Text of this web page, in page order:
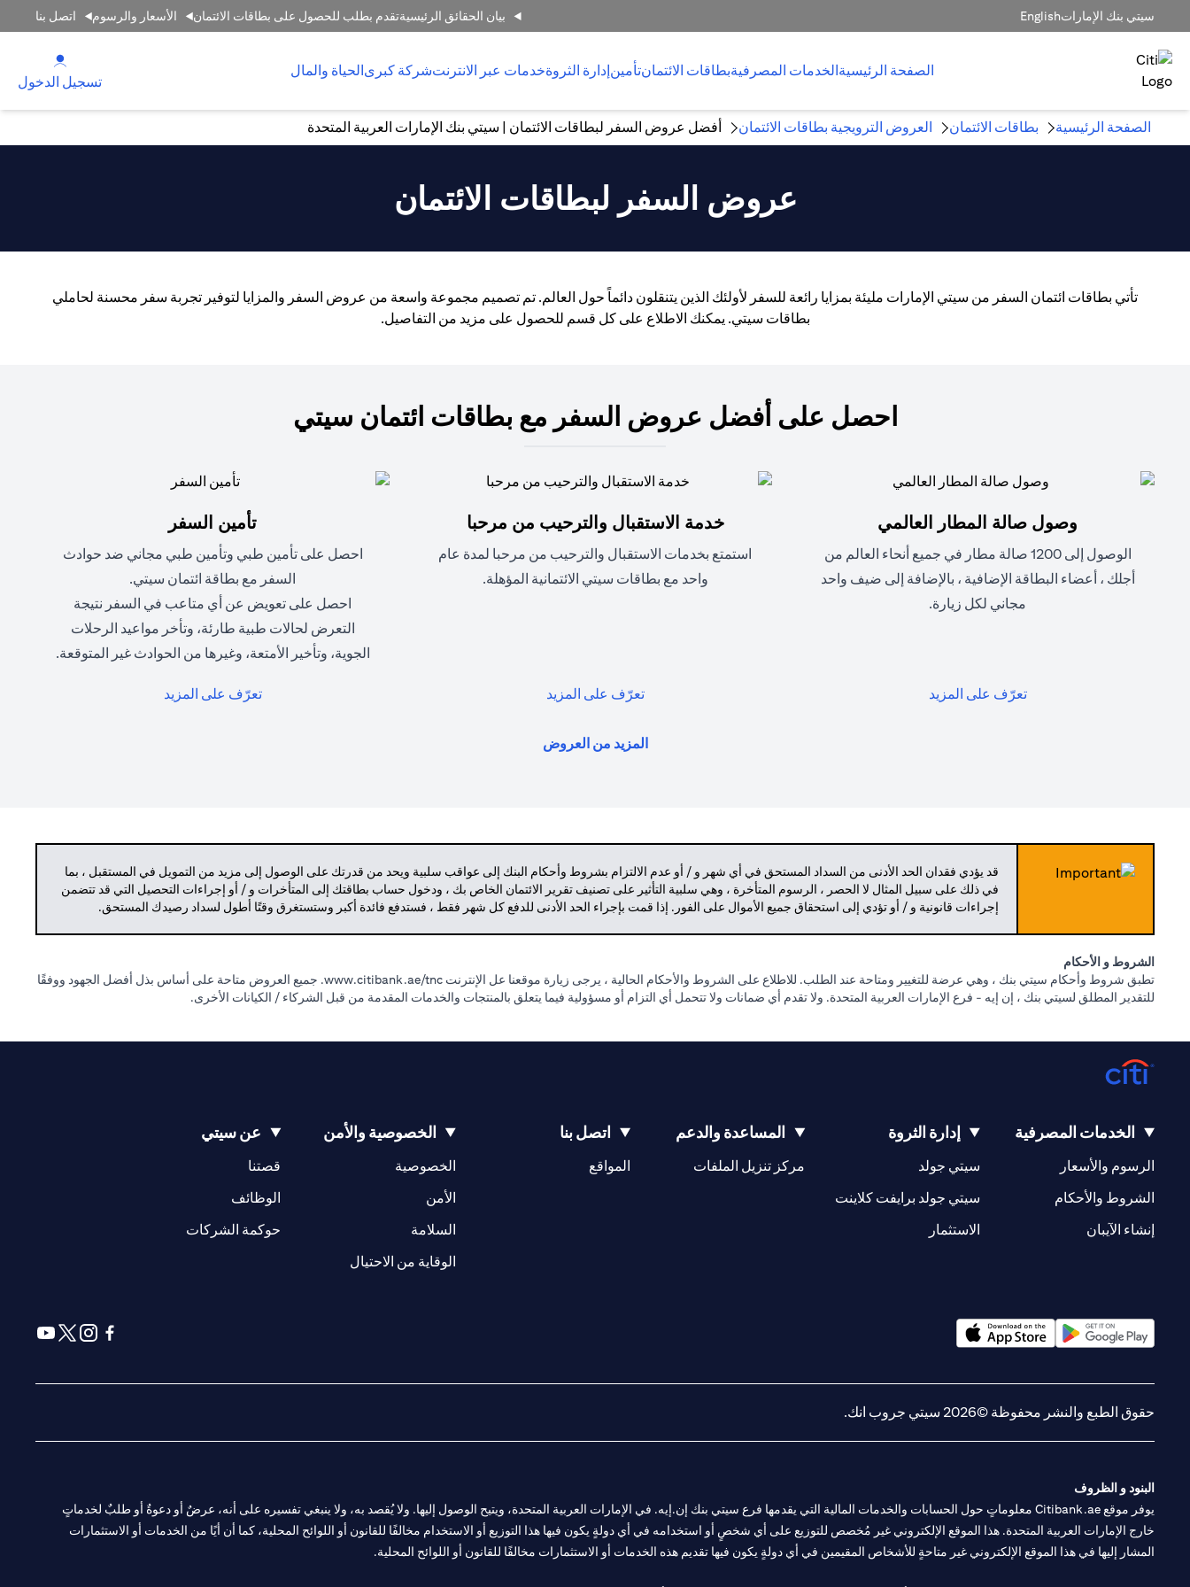
سيتي بنك الإماراتEnglish بيان الحقائق الرئيسيةتقدم بطلب للحصول على بطاقات الائتمان الأسعار والرسوم اتصل بنا
الصفحة الرئيسيةالخدمات المصرفيةبطاقات الائتمانتأمينإدارة الثروةخدمات عبر الانترنتشركة كبرىالحياة والمال
تسجيل الدخول
الصفحة الرئيسية بطاقات الائتمان العروض الترويجية بطاقات الائتمان أفضل عروض السفر لبطاقات الائتمان | سيتي بنك الإمارات العربية المتحدة
عروض السفر لبطاقات الائتمان
تأتي بطاقات ائتمان السفر من سيتي الإمارات مليئة بمزايا رائعة للسفر لأولئك الذين يتنقلون دائماً حول العالم. تم تصميم مجموعة واسعة من عروض السفر والمزايا لتوفير تجربة سفر محسنة لحاملي
بطاقات سيتي. يمكنك الاطلاع على كل قسم للحصول على مزيد من التفاصيل.
احصل على أفضل عروض السفر مع بطاقات ائتمان سيتي
وصول صالة المطار العالمي
الوصول إلى 1200 صالة مطار في جميع أنحاء العالم من
أجلك ، أعضاء البطاقة الإضافية ، بالإضافة إلى ضيف واحد
مجاني لكل زيارة.
تعرّف على المزيد
خدمة الاستقبال والترحيب من مرحبا
استمتع بخدمات الاستقبال والترحيب من مرحبا لمدة عام
واحد مع بطاقات سيتي الائتمانية المؤهلة.
تعرّف على المزيد
تأمين السفر
احصل على تأمين طبي وتأمين طبي مجاني ضد حوادث
السفر مع بطاقة ائتمان سيتي.
احصل على تعويض عن أي متاعب في السفر نتيجة
التعرض لحالات طبية طارئة، وتأخر مواعيد الرحلات
الجوية، وتأخير الأمتعة، وغيرها من الحوادث غير المتوقعة.
تعرّف على المزيد
المزيد من العروض
قد يؤدي فقدان الحد الأدنى من السداد المستحق في أي شهر و / أو عدم الالتزام بشروط وأحكام البنك إلى عواقب سلبية ويحد من قدرتك على الوصول إلى مزيد من التمويل في المستقبل ، بما
في ذلك على سبيل المثال لا الحصر ، الرسوم المتأخرة ، وهي سلبية التأثير على تصنيف تقرير الائتمان الخاص بك ، ودخول حساب بطاقتك إلى المتأخرات و / أو إجراءات التحصيل التي قد تتضمن
إجراءات قانونية و / أو تؤدي إلى استحقاق جميع الأموال على الفور. إذا قمت بإجراء الحد الأدنى للدفع كل شهر فقط ، فستدفع فائدة أكبر وستستغرق وقتًا أطول لسداد رصيدك المستحق.
الشروط و الأحكام
تطبق شروط وأحكام سيتي بنك ، وهي عرضة للتغيير ومتاحة عند الطلب. للاطلاع على الشروط والأحكام الحالية ، يرجى زيارة موقعنا عل الإنترنت www.citibank.ae/tnc. جميع العروض متاحة على أساس بذل أفضل الجهود ووفقًا
للتقدير المطلق لسيتي بنك ، إن إيه - فرع الإمارات العربية المتحدة. ولا تقدم أي ضمانات ولا تتحمل أي التزام أو مسؤولية فيما يتعلق بالمنتجات والخدمات المقدمة من قبل الشركاء / الكيانات الأخرى.
الخدمات المصرفية
الرسوم والأسعار
الشروط والأحكام
إنشاء الآيبان
إدارة الثروة
سيتي جولد
سيتي جولد برايفت كلاينت
الاستثمار
المساعدة والدعم
مركز تنزيل الملفات
اتصل بنا
المواقع
(opens in a new tab)
الخصوصية والأمن
الخصوصية
الأمن
السلامة
الوقاية من الاحتيال
عن سيتي
قصتنا
(opens in a new tab)
الوظائف
(opens in a new tab)
حوكمة الشركات
(opens in a new tab)
حقوق الطبع والنشر محفوظة ©2026 سيتي جروب انك.
البنود و الظروف
يوفر موقع Citibank.ae معلوماتٍ حول الحسابات والخدمات المالية التي يقدمها فرع سيتي بنك إن.إيه. في الإمارات العربية المتحدة، ويتيح الوصول إليها. ولا يُقصد به، ولا ينبغي تفسيره على أنه، عرضٌ أو دعوةٌ أو طلبٌ لخدماتٍ
خارج الإمارات العربية المتحدة. هذا الموقع الإلكتروني غير مُخصص للتوزيع على أي شخصٍ أو استخدامه في أي دولةٍ يكون فيها هذا التوزيع أو الاستخدام مخالفًا للقانون أو اللوائح المحلية، كما أن أيًا من الخدمات أو الاستثمارات
المشار إليها في هذا الموقع الإلكتروني غير متاحةٍ للأشخاص المقيمين في أي دولةٍ يكون فيها تقديم هذه الخدمات أو الاستثمارات مخالفًا للقانون أو اللوائح المحلية.